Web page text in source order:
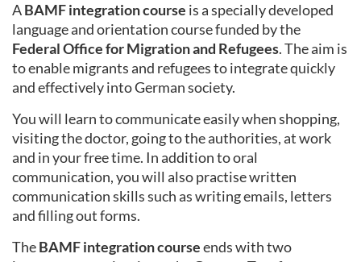
ABAMF integration course is a specially developed
language and orientation course funded by the
Federal Office for Migration and Refugees. The aim is
to enable migrants and refugees to integrate quickly
and effectively into German society.
You will learn to communicate easily when shopping,
visiting the doctor, going to the authorities, at work
and in your free time. In addition to oral
communication, you will also practise written
communication skills such as writing emails, letters
and filling out forms.
TheBAMF integration courseends with two